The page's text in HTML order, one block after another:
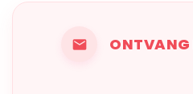
ONTVANG